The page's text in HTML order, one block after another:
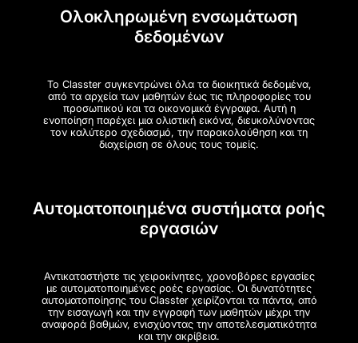
Ολοκληρωμένη ενσωμάτωση
δεδομένων
Το Classter συγκεντρώνει όλα τα διοικητικά δεδομένα,
από τα αρχεία των μαθητών έως τις πληροφορίες του
προσωπικού και τα οικονομικά έγγραφα. Αυτή η
ενοποίηση παρέχει μια ολιστική εικόνα, διευκολύνοντας
τον καλύτερο σχεδιασμό, την παρακολούθηση και τη
διαχείριση σε όλους τους τομείς.
Αυτοματοποιημένα συστήματα ροής
εργασιών
Αντικαταστήστε τις χειροκίνητες, χρονοβόρες εργασίες
με αυτοματοποιημένες ροές εργασίας. Οι δυνατότητες
αυτοματοποίησης του Classter χειρίζονται τα πάντα, από
την εισαγωγή και την εγγραφή των μαθητών μέχρι την
αναφορά βαθμών, ενισχύοντας την αποτελεσματικότητα
και την ακρίβεια.